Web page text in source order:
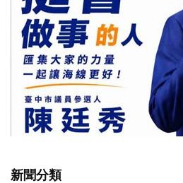
新聞分類